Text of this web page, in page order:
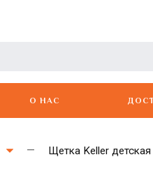
О НАС
Щетка Keller